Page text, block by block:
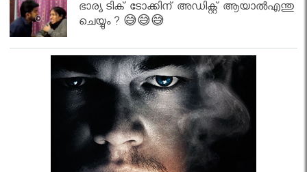
ഭാര്യ ടിക് ടോക്കിന് അഡിക്റ്റ് ആയാൽഎന്തു
ചെയ്യും ? 😅😅😅